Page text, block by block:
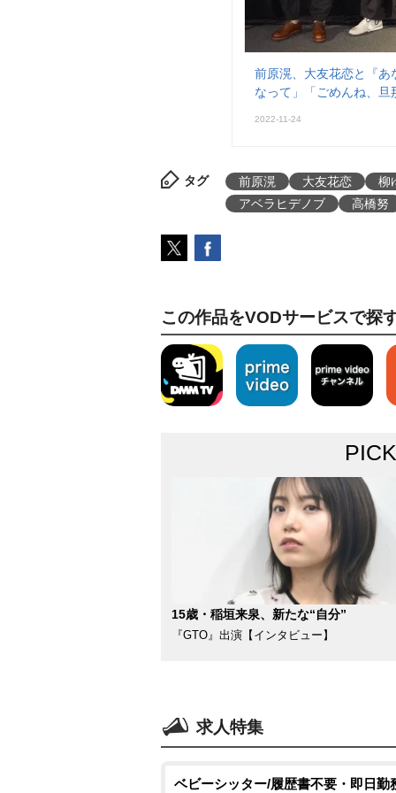
前原滉、大友花恋と『
なって」「ごめんね、旦
2022-11-24
タグ 前原滉 大友花恋
柳
アベラヒデノブ
高橋努
この作品をVODサービスで探
15歳・稲垣来泉、新たな“自分”
『GTO』出演【インタビュー】
求人特集
ベビーシッター/履歴書不要・即日勤